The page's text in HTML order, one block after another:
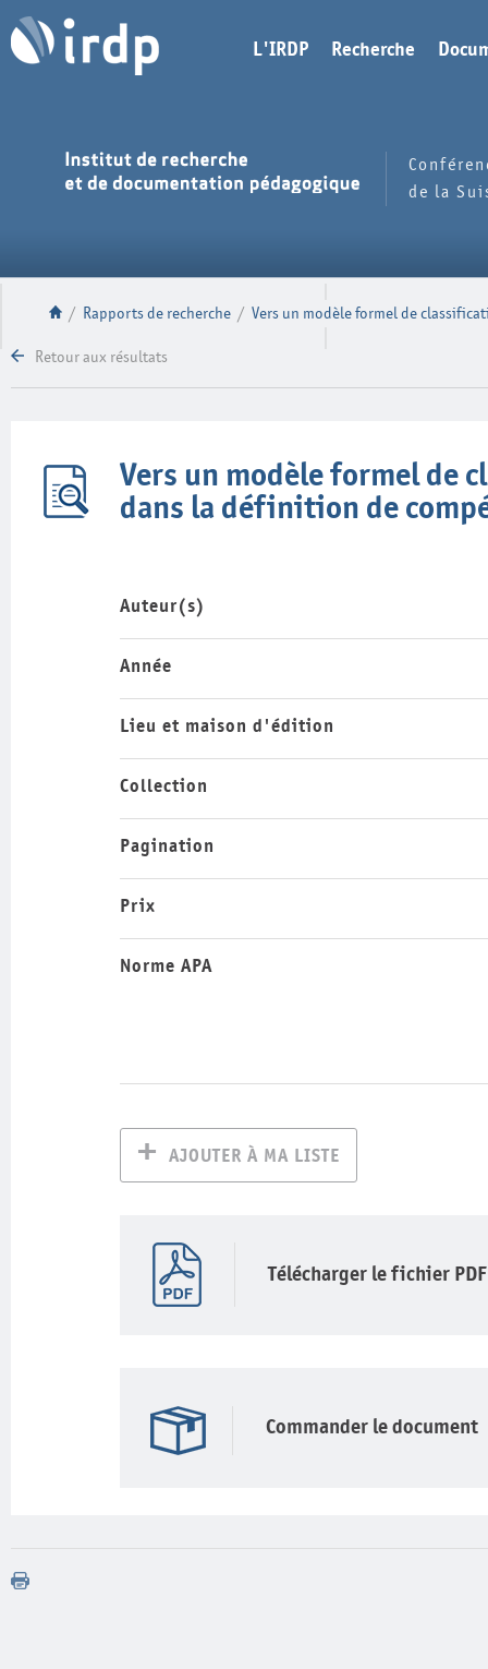
L'IRDP Recherche
de la
/ Rapports de recherche / Vers un modèle formel de
Retour aux résultats
Vers un modèle formel de
dans la définition de
Auteur(s)
Année
Lieu et maison d'édition
Collection
Pagination
Prix
Norme APA
AJOUTER À MA LISTE
Télécharger le fichier PDF
Commander le document